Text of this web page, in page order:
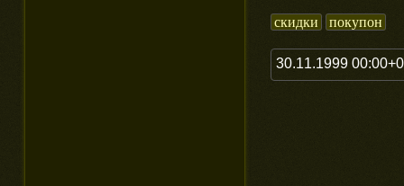
скидки
покупон
30.11.1999